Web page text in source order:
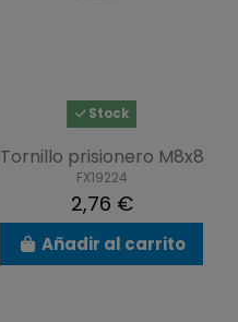
Stock
Tornillo prisionero M8x8
FX19224
2,76 €
Añadir al carrito